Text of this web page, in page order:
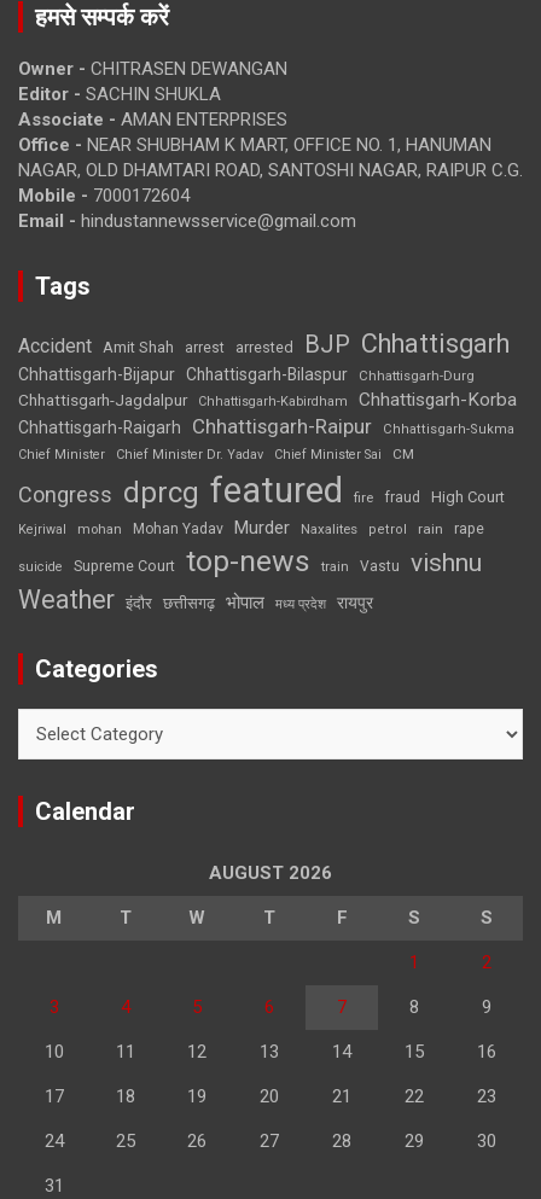
हमसे सम्पर्क करें
Owner - CHITRASEN DEWANGAN
Editor - SACHIN SHUKLA
Associate - AMAN ENTERPRISES
Office - NEAR SHUBHAM K MART, OFFICE NO. 1, HANUMAN
NAGAR, OLD DHAMTARI ROAD, SANTOSHI NAGAR, RAIPUR C.G.
Mobile - 7000172604
Email - hindustannewsservice@gmail.com
Tags
Accident Amit Shah arrest arrested BJP Chhattisgarh
Chhattisgarh-Bijapur Chhattisgarh-Bilaspur Chhattisgarh-Durg
Chhattisgarh-Jagdalpur Chhattisgarh-Kabirdham Chhattisgarh-Korba
Chhattisgarh-Raigarh Chhattisgarh-Raipur
Chhattisgarh-Sukma
Chief Minister
Chief Minister Dr. Yadav Chief Minister Sai CM
Congress dprcg featured fire fraud High Court
Kejriwal mohan Mohan Yadav Murder Naxalites petrol rain rape
suicide Supreme Court top-news train Vastu vishnu
Weather इंदौर छत्तीसगढ़ भोपाल मध्य प्रदेश रायपुर
Categories
Calendar
AUGUST 2026
M T W T F S S
1 2
3 4 5 6 7 8 9
10 11 12 13 14 15 16
17 18 19 20 21 22 23
24 25 26 27 28 29 30
31